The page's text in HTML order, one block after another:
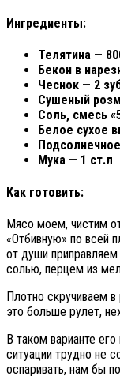
Ингредиенты:
Телятина —
Бекон в
Чеснок — 2
Сушеный
Соль, смесь
Белое сухое
Мука — 1 ст.л
Как готовить:
Мясо моем, чистим
«Отбивную» по всей
от души
солью, перцем из
Плотно скручиваем
это больше рулет,
В таком варианте
ситуации трудно не
оспаривать, нам бы